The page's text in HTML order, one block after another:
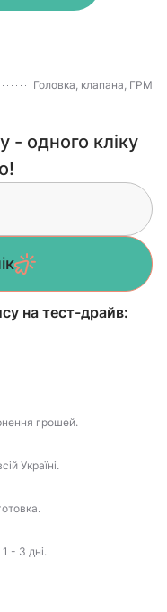
Головка, клапана, ГРМ
- одного кліку
на тест-драйв:
грошей.
Україні.
1 - 3 дні.